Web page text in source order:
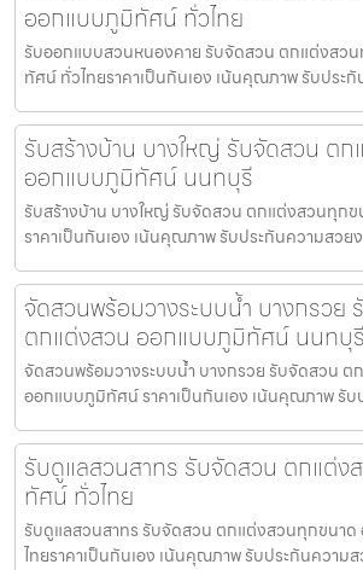
ออกแบบภูมิทัศน์ ทั่วไทย
รับออกแบบสวนหนองคาย รับจัดสวน ตกแต่งสว
ทัศน์ ทั่วไทยราคาเป็นกันเอง เน้นคุณภาพ รับประ
รับสร้างบ้าน บางใหญ่ รับจัดสวน ตก
ออกแบบภูมิทัศน์ นนทบุรี
รับสร้างบ้าน บางใหญ่ รับจัดสวน ตกแต่งสวนทุก
ราคาเป็นกันเอง เน้นคุณภาพ รับประกันความสวย
จัดสวนพร้อมวางระบบน้ำ บางกรวย
ตกแต่งสวน ออกแบบภูมิทัศน์ นนทบุรี
จัดสวนพร้อมวางระบบน้ำ บางกรวย รับจัดสวน
ออกแบบภูมิทัศน์ ราคาเป็นกันเอง เน้นคุณภาพ รับ
รับดูแลสวนสาทร รับจัดสวน ตกแต่ง
ทัศน์ ทั่วไทย
รับดูแลสวนสาทร รับจัดสวน ตกแต่งสวนทุกขนา
ไทยราคาเป็นกันเอง เน้นคุณภาพ รับประกันความ